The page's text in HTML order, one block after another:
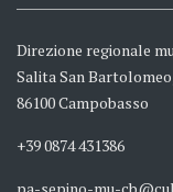
Direzione regionale
Salita San
86100 Campobasso
+39 0874 431386